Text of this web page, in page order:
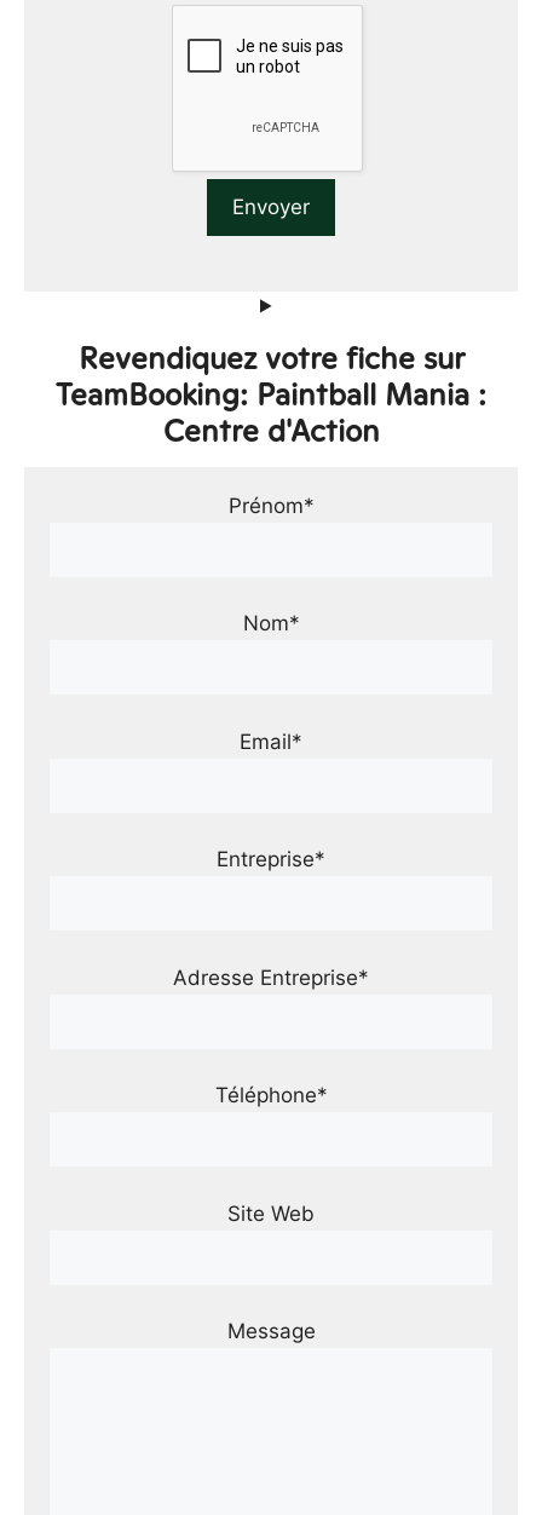
Revendiquez votre fiche sur
TeamBooking: Paintball Mania :
Centre d'Action
Prénom*
Nom*
Email*
Entreprise*
Adresse Entreprise*
Téléphone*
Site Web
Message